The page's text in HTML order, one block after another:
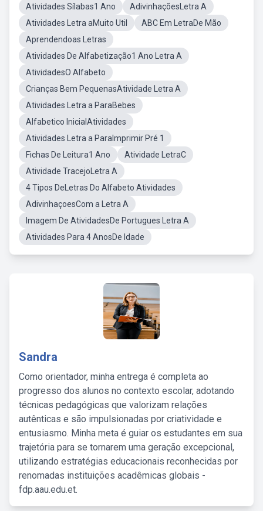
Atividades Sílabas1 Ano
AdivinhaçõesLetra A
Atividades Letra aMuito Util
ABC Em LetraDe Mão
Aprendendoas Letras
Atividades De Alfabetização1 Ano Letra A
AtividadesO Alfabeto
Crianças Bem PequenasAtividade Letra A
Atividades Letra a ParaBebes
Alfabetico InicialAtividades
Atividades Letra a ParaImprimir Pré 1
Fichas De Leitura1 Ano
Atividade LetraC
Atividade TracejoLetra A
4 Tipos DeLetras Do Alfabeto Atividades
AdivinhaçoesCom a Letra A
Imagem De AtividadesDe Portugues Letra A
Atividades Para 4 AnosDe Idade
Sandra
Como orientador, minha entrega é completa ao
progresso dos alunos no contexto escolar, adotando
técnicas pedagógicas que valorizam relações
autênticas e são impulsionadas por criatividade e
entusiasmo. Minha meta é guiar os estudantes em sua
trajetória para se tornarem uma geração excepcional,
utilizando estratégias educacionais reconhecidas por
renomadas instituições acadêmicas globais -
fdp.aau.edu.et.